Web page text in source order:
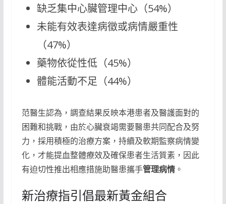
缺乏集中心臟管理中心（54%）
未能有效表達病徵或病情嚴重性
（47%）
藥物依從性低（45%）
體能活動不足（44%）
范醫生認為，調查結果反映本港患者及醫護面對的
困難和挑戰，由於心臟衰竭需要醫患共同配合及努
力，採用積極的治療方案，持續及軟期監察病情變
化，才能提血整體療效及確保患者生活質素，因此
有迫切性推出相應措施助醫患攜手管理病情。
新治療指引倡最新黃金組合